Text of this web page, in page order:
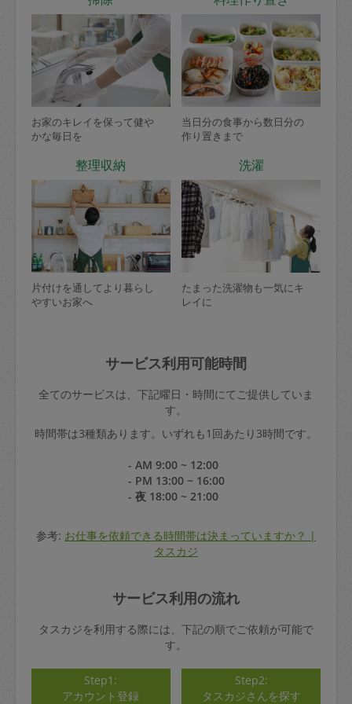
お家のキレイを保って健や
かな毎日を
当日分の食事から数日分の
作り置きまで
整理収納
片付けを通してより暮らし
やすいお家へ
洗濯
たまった洗濯物も一気にキ
レイに
サービス利用可能時間
全てのサービスは、下記曜日・時間にてご提供していま
す。
時間帯は3種類あります。いずれも1回あたり3時間です。
- AM 9:00 ~ 12:00
- PM 13:00 ~ 16:00
- 夜 18:00 ~ 21:00
参考: お仕事を依頼できる時間帯は決まっていますか？ |
タスカジ
サービス利用の流れ
タスカジを利用する際には、下記の順でご依頼が可能で
す。
Step1:
アカウント登録
Step2:
タスカジさんを探す